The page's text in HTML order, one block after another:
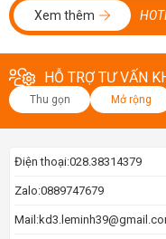
trợ in logo, thông tin cá
Xem thêm
HỖ TRỢ TƯ VẤN
Thu gọn Mở rộng
Điện thoại:028.38314379
Zalo:0889747679
Mail: